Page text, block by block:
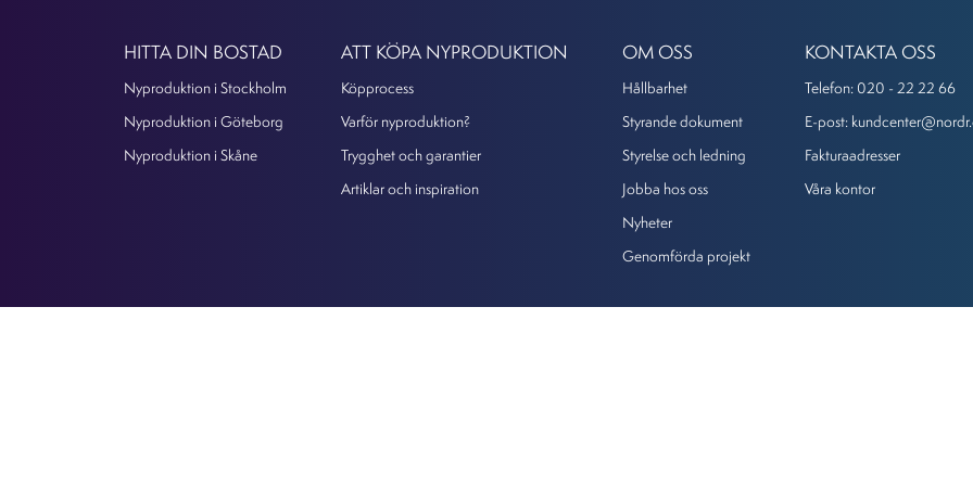
HITTA DIN BOSTAD
Nyproduktion i Stockholm
Nyproduktion i Göteborg
Nyproduktion i Skåne
ATT KÖPA NYPRODUKTION
Köpprocess
Varför nyproduktion?
Trygghet och garantier
Artiklar och inspiration
OM OSS
Hållbarhet
Styrande dokument
Styrelse och ledning
Jobba hos oss
Nyheter
Genomförda projekt
KONTAKTA OSS
Telefon: 020 - 22 22 66
E-post:
Fakturaadresser
Våra kontor